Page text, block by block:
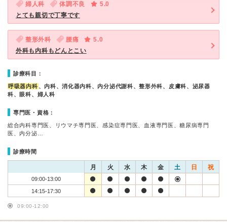
婦人科 体調不良
5.0
とても親切で丁寧です
整形外科 腰痛
5.0
外科も内科もどんとこい
診療科目：
呼吸器内科 、内科、消化器内科、内分泌代謝科、整形外科、皮膚科、泌尿器
科、眼科、婦人科
専門医・資格：
総合内科専門医、リウマチ専門医、感染症専門医、血液専門医、糖尿病専門
医、内分泌…
診療時間
月 火 水 木 金 土 日 祝
09:00-13:00
14:15-17:30
09:00-12:00